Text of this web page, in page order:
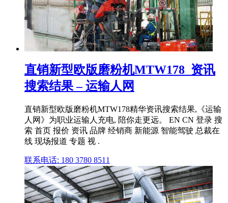
直销新型欧版磨粉机MTW178_资讯
搜索结果 – 运输人网
直销新型欧版磨粉机MTW178精华资讯搜索结果,《运输
人网》为职业运输人充电, 陪你走更远。 EN CN 登录 搜
索 首页 报价 资讯 品牌 经销商 新能源 智能驾驶 总裁在
线 现场报道 专题 视 .
联系电话: 180 3780 8511